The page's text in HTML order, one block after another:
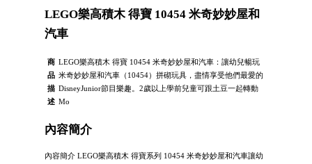
LEGO樂高積木 得寶 10454 米奇妙妙屋和
汽車
商
品
描
述
LEGO樂高積木 得寶 10454 米奇妙妙屋和汽車：讓幼兒暢玩
米奇妙妙屋和汽車（10454）拼砌玩具，盡情享受他們最愛的
DisneyJunior節目樂趣。2歲以上學前兒童可跟土豆一起轉動
Mo
內容簡介
內容簡介 LEGO樂高積木 得寶系列 10454 米奇妙妙屋和汽車讓幼